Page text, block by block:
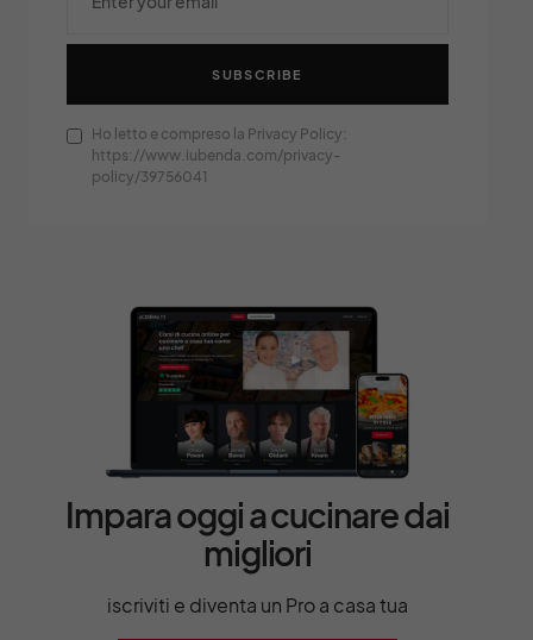
SUBSCRIBE
Ho letto e compreso la Privacy Policy:
https://www.iubenda.com/privacy-
policy/39756041
Impara oggi a cucinare dai
migliori
iscriviti e diventa un Pro a casa tua